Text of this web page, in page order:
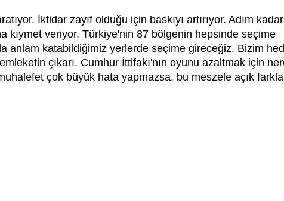
İktidar zayıf olduğu için baskıyı artırıyor. Adım
kıymet veriyor. Türkiye'nin 87 bölgenin hepsinde seçime
anlam katabildiğimiz yerlerde seçime gireceğiz. Bizim
çıkarı. Cumhur İttifakı'nın oyunu azaltmak için
çok büyük hata yapmazsa, bu meszele açık